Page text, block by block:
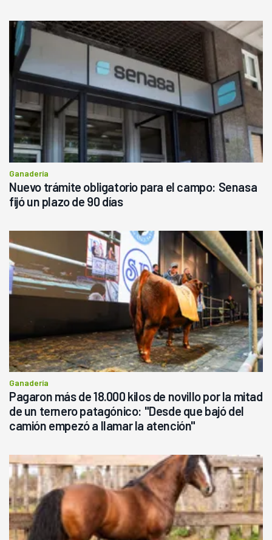
Ganadería
Nuevo trámite obligatorio para el campo: Senasa
fijó un plazo de 90 días
Ganadería
Pagaron más de 18.000 kilos de novillo por la mitad
de un ternero patagónico: "Desde que bajó del
camión empezó a llamar la atención"